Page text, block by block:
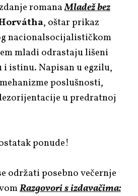
romanaMladež bez
, oštar prikaz
nacionalsocijalističkom
mladi odrastaju lišeni
i istinu. Napisan u egzilu,
poslušnosti,
u predratnoj
ponude!
održati posebno večernje
Razgovori s izdavačima: